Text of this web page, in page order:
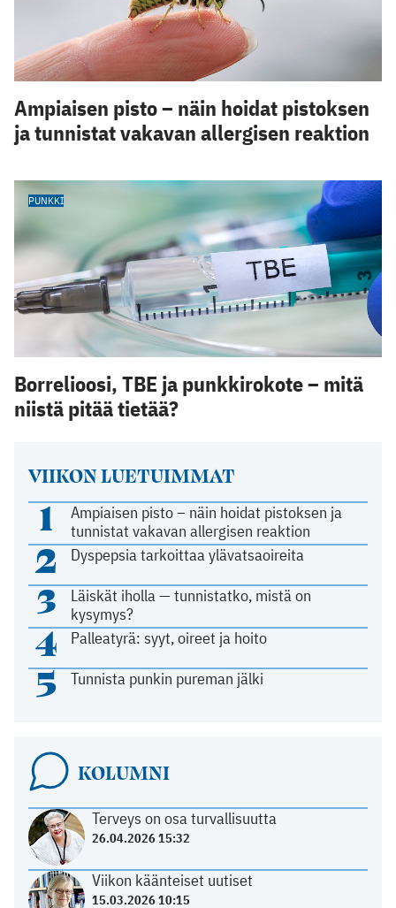
VIIKON LUETUIMMAT
1
Ampiaisen pisto – näin hoidat pistoksen ja
tunnistat vakavan allergisen reaktion
2 Dyspepsia tarkoittaa ylävatsaoireita
3
Läiskät iholla — tunnistatko, mistä on
kysymys?
4 Palleatyrä: syyt, oireet ja hoito
5 Tunnista punkin pureman jälki
KOLUMNI
Terveys on osa turvallisuutta
26.04.2026 15:32
Viikon käänteiset uutiset
15.03.2026 10:15
Ampiaisen pisto – näin hoidat pistoksen
ja tunnistat vakavan allergisen reaktion
PUNKKI
Borrelioosi, TBE ja punkkirokote – mitä
niistä pitää tietää?